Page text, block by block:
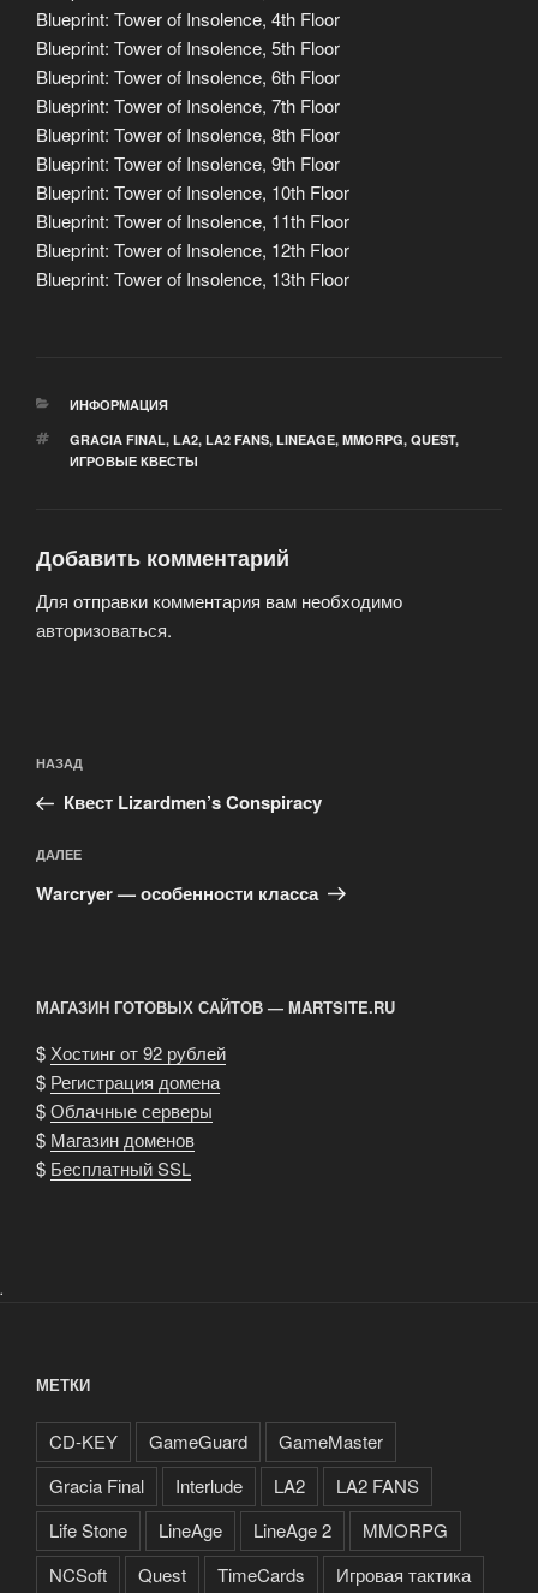
Blueprint: Tower of Insolence, 4th Floor
Blueprint: Tower of Insolence, 5th Floor
Blueprint: Tower of Insolence, 6th Floor
Blueprint: Tower of Insolence, 7th Floor
Blueprint: Tower of Insolence, 8th Floor
Blueprint: Tower of Insolence, 9th Floor
Blueprint: Tower of Insolence, 10th Floor
Blueprint: Tower of Insolence, 11th Floor
Blueprint: Tower of Insolence, 12th Floor
Blueprint: Tower of Insolence, 13th Floor
РУБРИКИ
ИНФОРМАЦИЯ
МЕТКИ
GRACIA FINAL, LA2, LA2 FANS, LINEAGE, MMORPG, QUEST,
ИГРОВЫЕ КВЕСТЫ
Добавить комментарий
Для отправки комментария вам необходимо
авторизоваться.
по
записям
Предыдущая
запись:
НАЗАД
Квест Lizardmen’s Conspiracy
Следующая
запись
ДАЛЕЕ
Warcryer — особенности класса
МАГАЗИН ГОТОВЫХ САЙТОВ — MARTSITE.RU
$Хостинг от 92 рублей
$ Регистрация домена
$Облачные серверы
$ Магазин доменов
$ Бесплатный SSL
.
МЕТКИ
CD-KEY GameGuard
GameMaster
Gracia Final
Interlude LA2
LA2 FANS
Life Stone
LineAge LineAge 2
MMORPG
NCSoft
Quest TimeCards
Игровая тактика